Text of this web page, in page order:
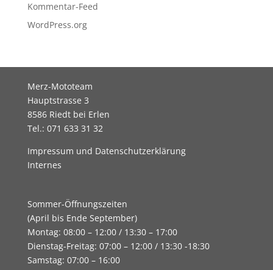
Kommentar-Feed
WordPress.org
Merz-Mototeam
Hauptstrasse 3
8586 Riedt bei Erlen
Tel.: 071 633 31 32
Impressum und Datenschutzerklärung
Internes
Sommer-Öffnungszeiten
(April bis Ende September)
Montag: 08:00 – 12:00 / 13:30 – 17:00
Dienstag-Freitag: 07:00 – 12:00 / 13:30 -18:30
Samstag: 07:00 – 16:00